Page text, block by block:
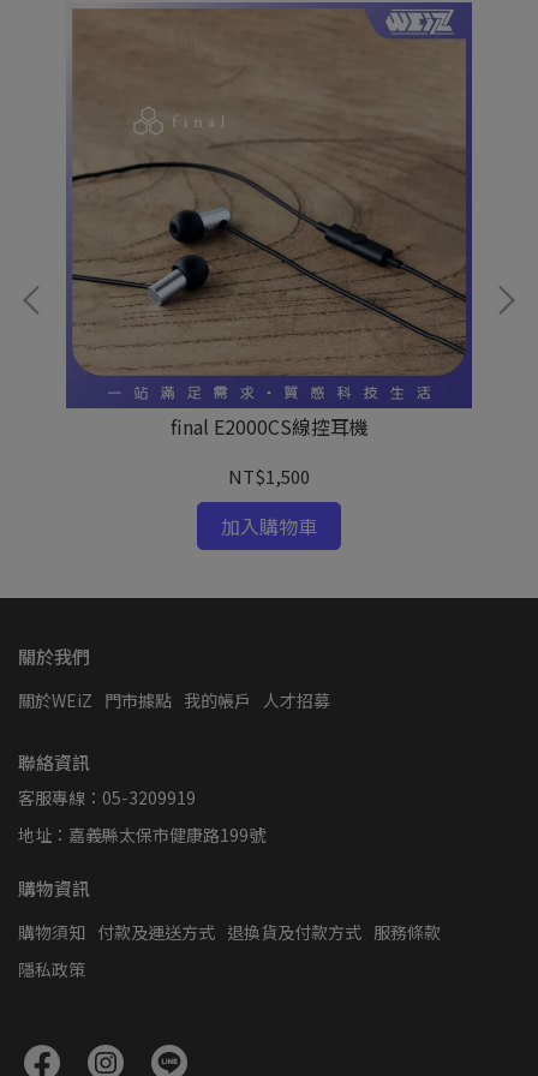
final E2000CS線控耳機
NT$1,500
加入購物車
關於我們
關於WEiZ 門市據點 我的帳戶 人才招募
聯絡資訊
客服專線：05-3209919
地址：嘉義縣太保市健康路199號
購物資訊
購物須知 付款及運送方式 退換貨及付款方式 服務條款
隱私政策